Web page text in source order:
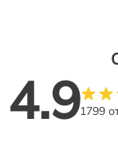
4.91799